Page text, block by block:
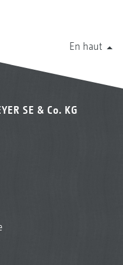
En haut
SE & Co. KG